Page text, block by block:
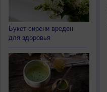
Букет сирени вреден
для здоровья